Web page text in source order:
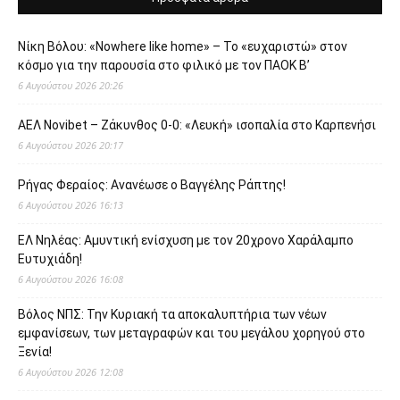
Νίκη Βόλου: «Nowhere like home» – Το «ευχαριστώ» στον
κόσμο για την παρουσία στο φιλικό με τον ΠΑΟΚ Β’
6 Αυγούστου 2026 20:26
ΑΕΛ Novibet – Ζάκυνθος 0-0: «Λευκή» ισοπαλία στο Καρπενήσι
6 Αυγούστου 2026 20:17
Ρήγας Φεραίος: Ανανέωσε ο Βαγγέλης Ράπτης!
6 Αυγούστου 2026 16:13
ΕΛ Νηλέας: Αμυντική ενίσχυση με τον 20χρονο Χαράλαμπο
Ευτυχιάδη!
6 Αυγούστου 2026 16:08
Βόλος ΝΠΣ: Την Κυριακή τα αποκαλυπτήρια των νέων
εμφανίσεων, των μεταγραφών και του μεγάλου χορηγού στο
Ξενία!
6 Αυγούστου 2026 12:08